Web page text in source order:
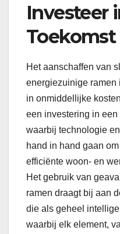
Investeer
Toekomst
Het aanschaffen van
energiezuinige ramen
in onmiddellijke
een investering in
waarbij technologie
hand in hand gaan
efficiënte woon- en
Het gebruik van
ramen draagt bij aan
die als geheel
waarbij elk element,